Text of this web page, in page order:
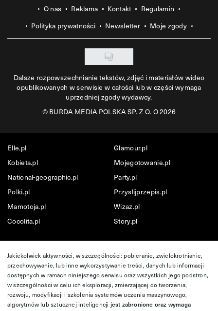
O nas Reklama Kontakt
Regulamin
Polityka prywatności
Newsletter Moje zgody
Dalsze rozpowszechnianie tekstów, zdjęć i materiałów wideo
opublikowanych w serwisie w całości lub w części wymaga
uprzedniej zgody wydawcy.
©BURDA MEDIA POLSKA SP. Z O. O 2026
Elle.pl
Glamour.pl
Kobieta.pl
Mojegotowanie.pl
National-geographic.pl
Party.pl
Polki.pl
Przyslijprzepis.pl
Mamotoja.pl
Wizaz.pl
Cocolita.pl
Story.pl
Jakiekolwiek aktywności, w szczególności: pobieranie, zwielokrotnianie,
przechowywanie, lub inne wykorzystywanie treści, danych lub informacji
dostępnych w ramach niniejszego serwisu oraz wszystkich jego podstron,
w szczególności w celu ich eksploracji, zmierzającej do tworzenia,
rozwoju, modyfikacji i szkolenia systemów uczenia maszynowego,
algorytmów lub sztucznej inteligencji jest zabronione oraz wymaga